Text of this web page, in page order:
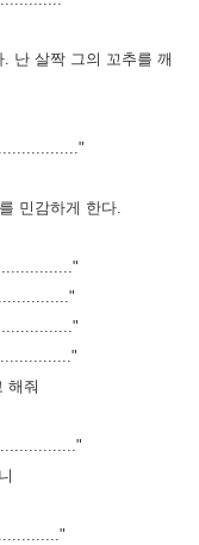
난 살짝 그의 꼬추를 깨
민감하게 한다.
"
해줘